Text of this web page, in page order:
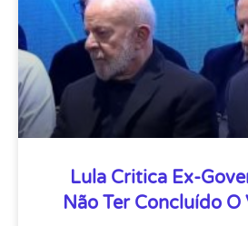
Lula Critica Ex-
Não Ter Concluído O